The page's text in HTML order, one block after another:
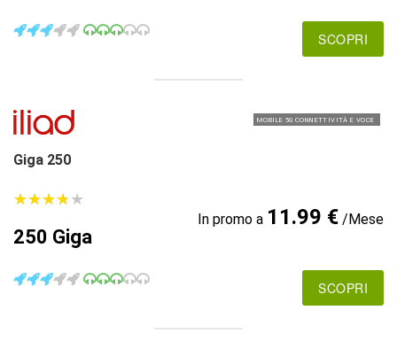
SCOPRI
MOBILE 5G CONNETTIVITÀ E VOCE
Giga 250
★★★★★
★★★★★
250 Giga
In promo a 11.99 €/Mese
SCOPRI